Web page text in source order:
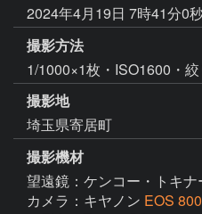
2024年4月19日 7時41分0
撮影方法
1/1000×1枚・ISO1600・
撮影地
埼玉県寄居町
撮影機材
望遠鏡：ケンコー・トキナ
カメラ：キヤノン EOS